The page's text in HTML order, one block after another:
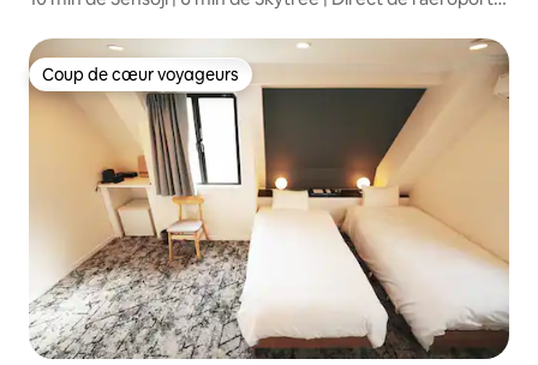
Coup de cœur voyageurs
Coup de cœur voyageurs